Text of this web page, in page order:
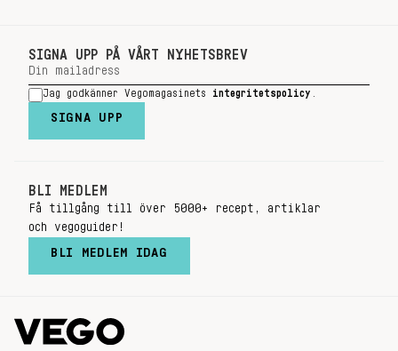
SIGNA UPP PÅ VÅRT NYHETSBREV
Jag godkänner Vegomagasinets integritetspolicy
SIGNA UPP
BLI MEDLEM
Få tillgång till över 5000+ recept, artiklar
och vegoguider!
BLI MEDLEM IDAG